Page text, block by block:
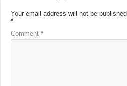
Your email address will not be published.
*
Comment*